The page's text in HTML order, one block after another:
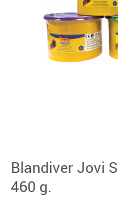
Blandiver Jovi
460 g.